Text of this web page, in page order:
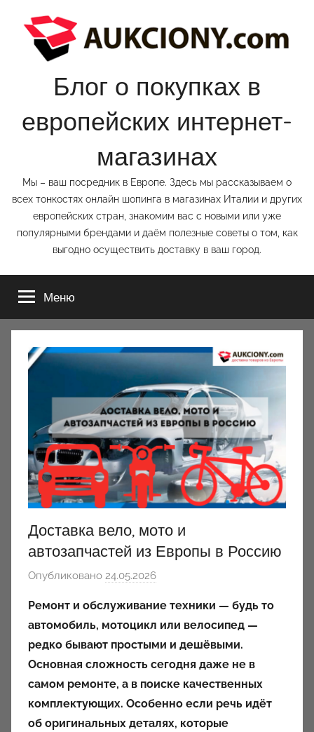
содержимому
Блог о покупках в
европейских интернет-
магазинах
Мы – ваш посредник в Европе. Здесь мы рассказываем о
всех тонкостях онлайн шопинга в магазинах Италии и других
европейских стран, знакомим вас с новыми или уже
популярными брендами и даём полезные советы о том, как
выгодно осуществить доставку в ваш город.
Меню
Доставка вело, мото и
автозапчастей из Европы в Россию
Опубликовано 24.05.2026
т
о
р
о
м
a
u
Ремонт и обслуживание техники — будь то
автомобиль, мотоцикл или велосипед —
редко бывают простыми и дешёвыми.
Основная сложность сегодня даже не в
самом ремонте, а в поиске качественных
комплектующих. Особенно если речь идёт
об оригинальных деталях, которые